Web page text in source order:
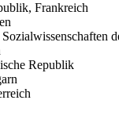
Frankreich
Republik